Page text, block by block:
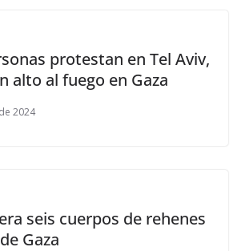
protestan en Tel Aviv,
alto al fuego en Gaza
2024
seis cuerpos de rehenes
Gaza